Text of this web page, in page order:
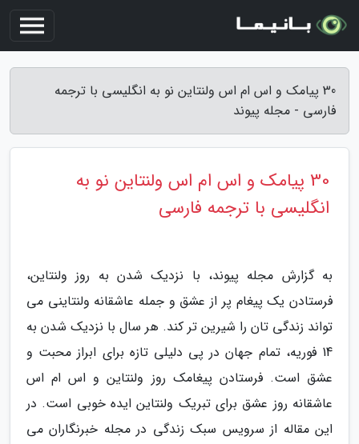
30 پیامک و اس ام اس ولنتاین نو به انگلیسی با ترجمه
فارسی - مجله پیوند
30 پیامک و اس ام اس ولنتاین نو به
انگلیسی با ترجمه فارسی
به گزارش مجله پیوند، با نزدیک شدن به روز ولنتاین،
فرستادن یک پیغام پر از عشق و جمله عاشقانه ولنتاینی می
تواند زندگی تان را شیرین تر کند. هر سال با نزدیک شدن به
14 فوریه، تمام جهان در پی دلیلی تازه برای ابراز محبت و
عشق است. فرستادن پیغامک روز ولنتاین و اس ام اس
عاشقانه روز عشق برای تبریک ولنتاین ایده خوبی است. در
این مقاله از سرویس سبک زندگی در مجله خبرنگاران می